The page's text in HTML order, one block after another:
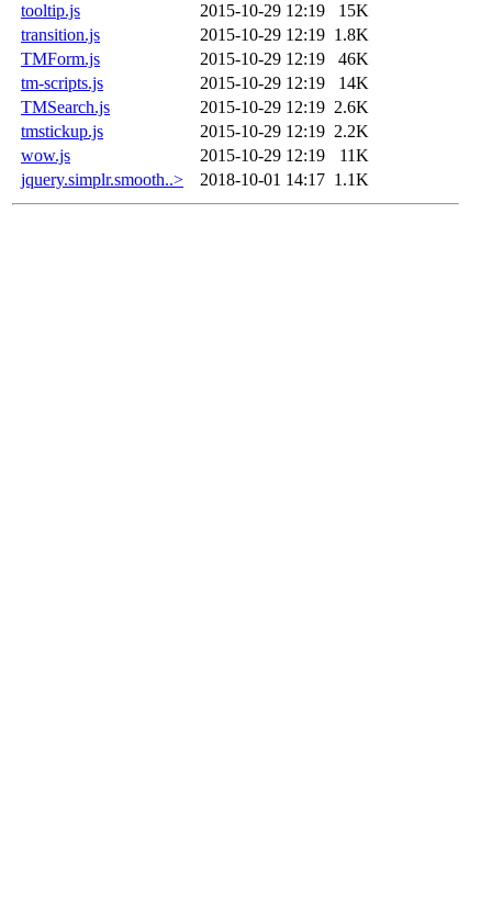
tooltip.js
2015-10-29 12:19
15K
transition.js
2015-10-29 12:19 1.8K
TMForm.js
2015-10-29 12:19
46K
tm-scripts.js
2015-10-29 12:19
14K
TMSearch.js
2015-10-29 12:19 2.6K
tmstickup.js
2015-10-29 12:19 2.2K
wow.js
2015-10-29 12:19
11K
jquery.simplr.smooth..>
2018-10-01 14:17 1.1K